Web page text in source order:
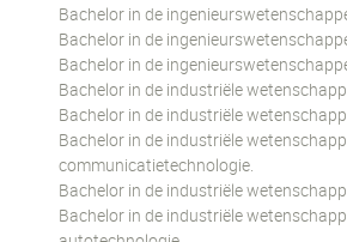
Bachelor in de
Bachelor in de
Bachelor in de
Bachelor in de industriële
Bachelor in de industriële
Bachelor in de industriële
communicatietechnologie.
Bachelor in de industriële
Bachelor in de industriële